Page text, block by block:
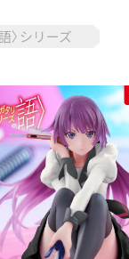
〉シリーズ